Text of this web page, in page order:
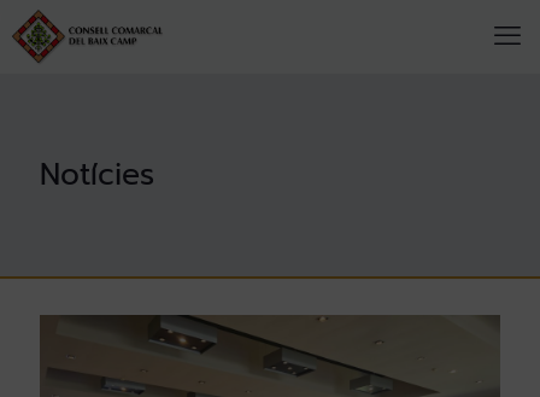
Notícies